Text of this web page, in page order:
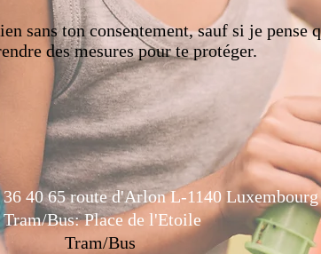
sans ton consentement, sauf si je pense
des mesures pour te protéger.
36 40 65 route d'Arlon L-1140
Tram/Bus: Place de l'Etoile
Tram/Bus